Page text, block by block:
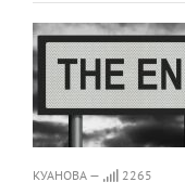
КУАНОВА —
2265